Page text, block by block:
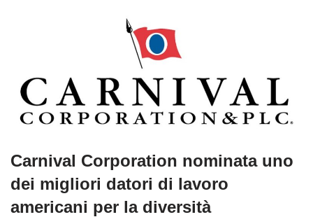
Carnival Corporation nominata uno
dei migliori datori di lavoro
americani per la diversità